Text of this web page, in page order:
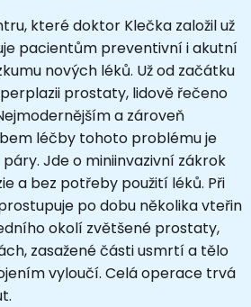
které doktor Klečka založil už
pacientům preventivní i akutní
nových léků. Už od začátku
prostaty, lidově řečeno
a zároveň
léčby tohoto problému je
Jde o miniinvazivní zákrok
a bez potřeby použití léků. Při
po dobu několika vteřin
okolí zvětšené prostaty,
zasažené části usmrtí a tělo
vyloučí. Celá operace trvá